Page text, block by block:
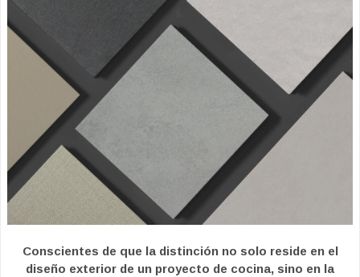
Conscientes de que la distinción no solo reside en el
diseño exterior de un proyecto de cocina, sino en la